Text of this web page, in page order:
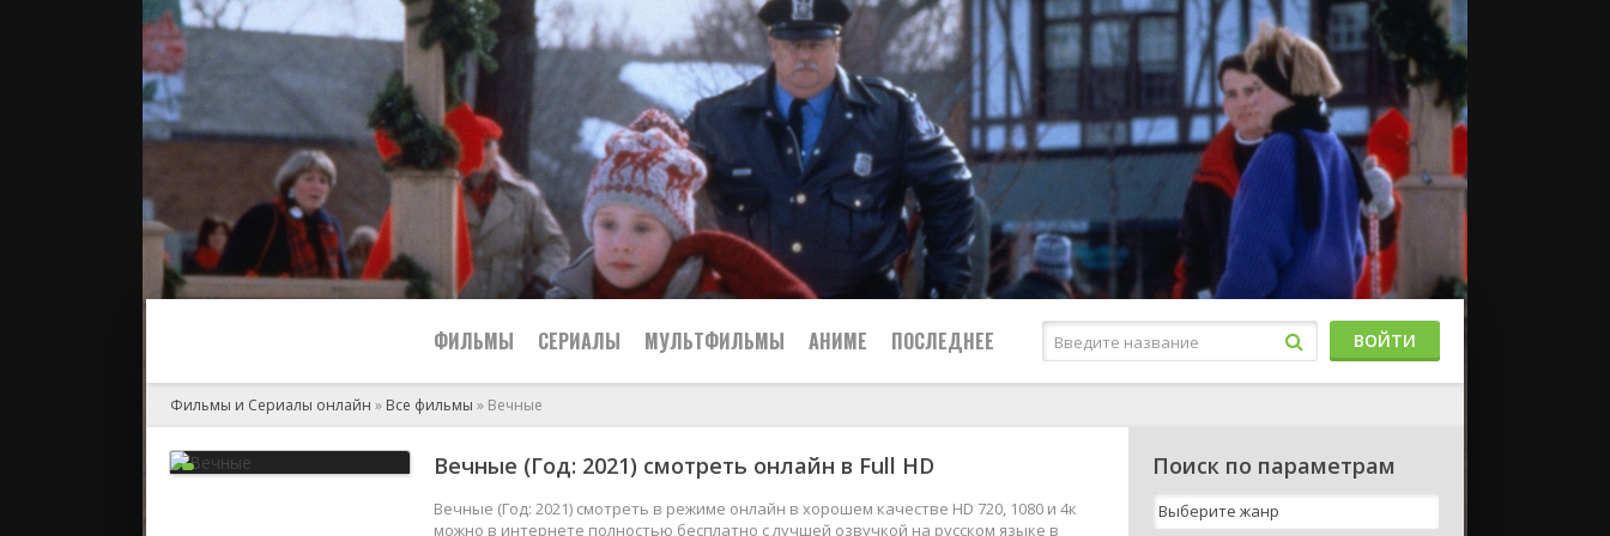
ФИЛЬМЫ
2024
Боевики
Военные
Мелодрамы
Приключения
СЕРИАЛЫ МУЛЬТФИЛЬМЫ АНИМЕ ПОСЛЕДНЕЕ
2024
ВОЙТИ
Фильмы и Сериалы онлайн » Все фильмы » Вечные
Вечные (Год: 2021) смотреть онлайн в Full HD
Вечные (Год: 2021) смотреть в режиме онлайн в хорошем качестве HD 720, 1080 и 4к
можно в интернете полностью бесплатно с лучшей озвучкой на русском языке в
Поиск по параметрам